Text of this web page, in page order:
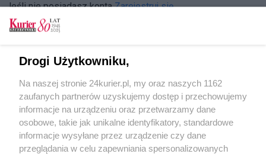
Jeśli nie posiadasz kontaZarejestruj się
Zapamiętać?
Drogi Użytkowniku,
Na naszej stronie 24kurier.pl, my oraz naszych 1162
zaufanych partnerów uzyskujemy dostęp i przechowujemy
informacje na urządzeniu oraz przetwarzamy dane
osobowe, takie jak unikalne identyfikatory, standardowe
informacje wysyłane przez urządzenie czy dane
przeglądania w celu zapewniania spersonalizowanych